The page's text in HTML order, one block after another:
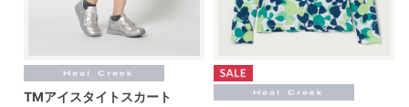
TMアイスタイトスカート